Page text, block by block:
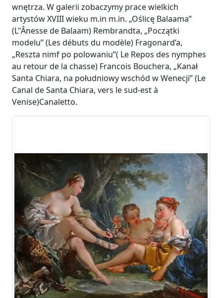
wnętrza. W galerii zobaczymy prace wielkich
artystów XVIII wieku m.in m.in. „Oślicę Balaama”
(L"Ânesse de Balaam) Rembrandta, „Początki
modelu” (Les débuts du modèle) Fragonard’a,
„Reszta nimf po polowaniu”( Le Repos des nymphes
au retour de la chasse) Francois Bouchera, „Kanał
Santa Chiara, na południowy wschód w Wenecji” (Le
Canal de Santa Chiara, vers le sud-est à
Venise)Canaletto.